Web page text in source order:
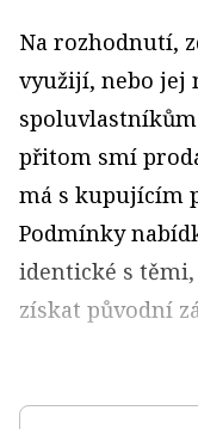
Na rozhodnutí,
využijí, nebo jej
přitom smí
má s kupujícím
Podmínky
identické s
získat původní